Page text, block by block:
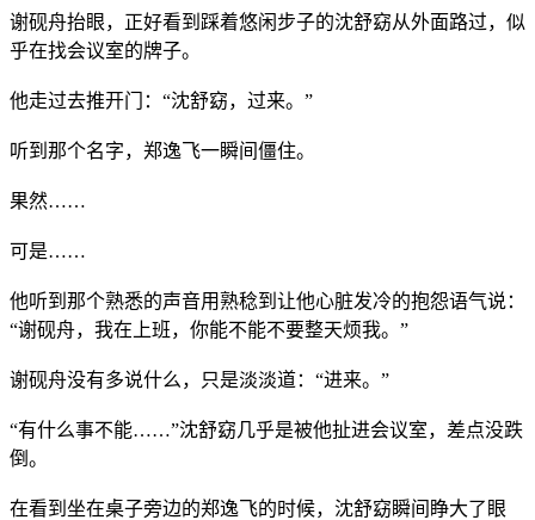
谢砚舟抬眼，正好看到踩着悠闲步子的沈舒窈从外面路过，似
乎在找会议室的牌子。
他走过去推开门：“沈舒窈，过来。”
听到那个名字，郑逸飞一瞬间僵住。
果然……
可是……
他听到那个熟悉的声音用熟稔到让他心脏发冷的抱怨语气说：
“谢砚舟，我在上班，你能不能不要整天烦我。”
谢砚舟没有多说什么，只是淡淡道：“进来。”
“有什么事不能……”沈舒窈几乎是被他扯进会议室，差点没跌
倒。
在看到坐在桌子旁边的郑逸飞的时候，沈舒窈瞬间睁大了眼